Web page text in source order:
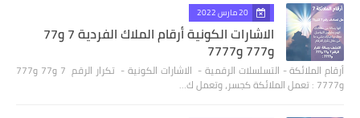
20 مارس 2022
الاشارات الكونية أرقام الملاك الفردية 7 و77
و777 و7777
أرقام الملائكة - التسلسلات الرقمية - الاشارات الكونية - تكرار الرقم 7 و77 و777
و7777 : تعمل الملائكة كجسر، وتعمل ك…